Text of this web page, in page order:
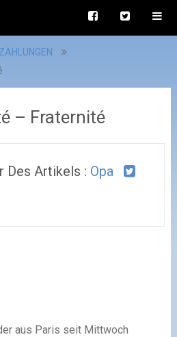
– Fraternité
Des Artikels : Opa
aus Paris seit Mittwoch